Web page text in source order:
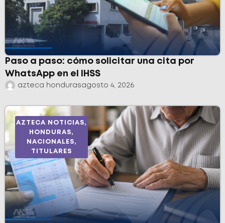
Paso a paso: cómo solicitar una cita por
WhatsApp en el IHSS
azteca hondurasagosto 4, 2026
AZTECA NOTICIAS,
HONDURAS,
NACIONALES,
TITULARES